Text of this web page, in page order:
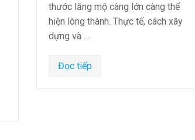
thước lăng mộ càng lớn càng thể
hiện lòng thành. Thực tế, cách xây
dựng và …
Đọc tiếp